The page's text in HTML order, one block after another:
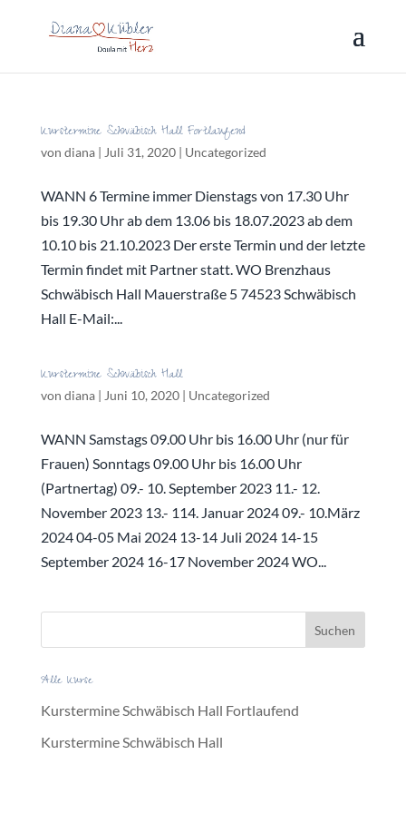
Kurstermine Schwäbisch Hall Fortlaufend
von diana| Juli 31, 2020| Uncategorized
WANN 6 Termine immer Dienstags von 17.30 Uhr
bis 19.30 Uhr ab dem 13.06 bis 18.07.2023 ab dem
10.10 bis 21.10.2023 Der erste Termin und der letzte
Termin findet mit Partner statt. WO Brenzhaus
Schwäbisch Hall Mauerstraße 5 74523 Schwäbisch
Hall E-Mail:...
Kurstermine Schwäbisch Hall
von diana| Juni 10, 2020| Uncategorized
WANN Samstags 09.00 Uhr bis 16.00 Uhr (nur für
Frauen) Sonntags 09.00 Uhr bis 16.00 Uhr
(Partnertag) 09.- 10. September 2023 11.- 12.
November 2023 13.- 114. Januar 2024 09.- 10.März
2024 04-05 Mai 2024 13-14 Juli 2024 14-15
September 2024 16-17 November 2024 WO...
Alle Kurse
Kurstermine Schwäbisch Hall Fortlaufend
Kurstermine Schwäbisch Hall